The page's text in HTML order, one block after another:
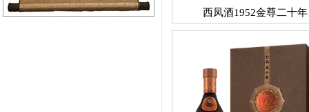
西凤酒1952金尊二十年